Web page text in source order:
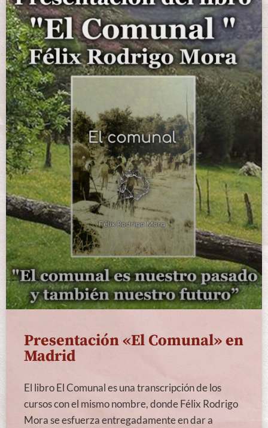
Presentación «El Comunal» en
Madrid
El libro El Comunal es una transcripción de los
cursos con el mismo nombre, donde Félix Rodrigo
Mora se esfuerza entregadamente en dar a